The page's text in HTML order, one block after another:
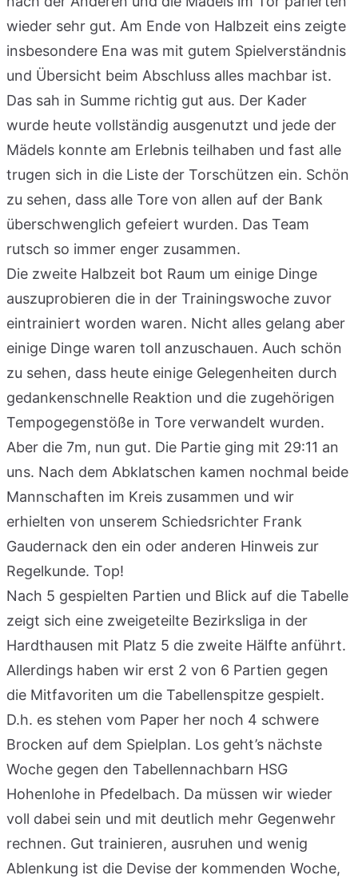
wieder sehr gut. Am Ende von Halbzeit eins zeigte
insbesondere Ena was mit gutem Spielverständnis
und Übersicht beim Abschluss alles machbar ist.
Das sah in Summe richtig gut aus. Der Kader
wurde heute vollständig ausgenutzt und jede der
Mädels konnte am Erlebnis teilhaben und fast alle
trugen sich in die Liste der Torschützen ein. Schön
zu sehen, dass alle Tore von allen auf der Bank
überschwenglich gefeiert wurden. Das Team
rutsch so immer enger zusammen.
Die zweite Halbzeit bot Raum um einige Dinge
auszuprobieren die in der Trainingswoche zuvor
eintrainiert worden waren. Nicht alles gelang aber
einige Dinge waren toll anzuschauen. Auch schön
zu sehen, dass heute einige Gelegenheiten durch
gedankenschnelle Reaktion und die zugehörigen
Tempogegenstöße in Tore verwandelt wurden.
Aber die 7m, nun gut. Die Partie ging mit 29:11 an
uns. Nach dem Abklatschen kamen nochmal beide
Mannschaften im Kreis zusammen und wir
erhielten von unserem Schiedsrichter Frank
Gaudernack den ein oder anderen Hinweis zur
Regelkunde. Top!
Nach 5 gespielten Partien und Blick auf die Tabelle
zeigt sich eine zweigeteilte Bezirksliga in der
Hardthausen mit Platz 5 die zweite Hälfte anführt.
Allerdings haben wir erst 2 von 6 Partien gegen
die Mitfavoriten um die Tabellenspitze gespielt.
D.h. es stehen vom Paper her noch 4 schwere
Brocken auf dem Spielplan. Los geht’s nächste
Woche gegen den Tabellennachbarn HSG
Hohenlohe in Pfedelbach. Da müssen wir wieder
voll dabei sein und mit deutlich mehr Gegenwehr
rechnen. Gut trainieren, ausruhen und wenig
Ablenkung ist die Devise der kommenden Woche,